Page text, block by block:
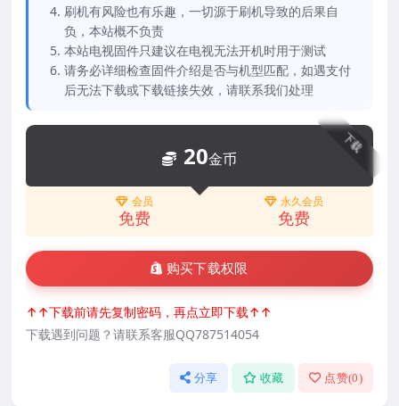
刷机有风险也有乐趣，一切源于刷机导致的后果自
负，本站概不负责
本站电视固件只建议在电视无法开机时用于测试
请务必详细检查固件介绍是否与机型匹配，如遇支付
后无法下载或下载链接失效，请联系我们处理
下载
20金币
会员
免费
永久会员
免费
购买下载权限
↑↑下载前请先复制密码，再点立即下载↑↑
下载遇到问题？请联系客服QQ787514054
分享 收藏 点赞(0)